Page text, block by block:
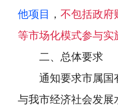
他项目 ， 不包括政府
等市场化模式参与实
二、总体要求
通知要求市属国
与我市经济社会发